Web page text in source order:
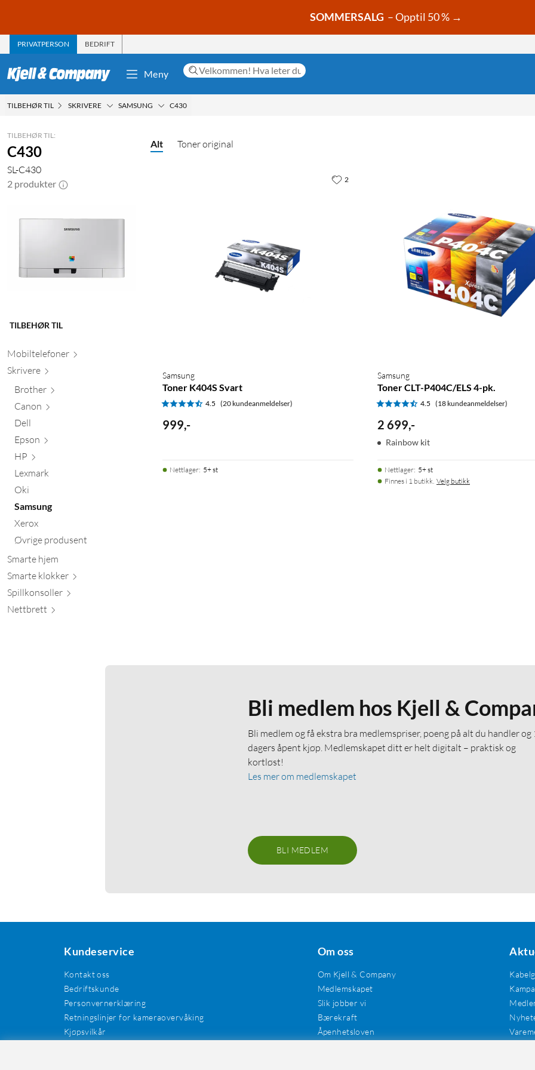
SOMMERSALG – Opptil 50 % →
PRIVATPERSON BEDRIFT
Meny
TILBEHØR TIL SKRIVERE SAMSUNG C430
TILBEHØR TIL:
C430
SL-C430
2 produkter
TILBEHØR TIL
Mobiltelefoner
Skrivere
Brother
Canon
Dell
Epson
HP
Lexmark
Oki
Samsung
Xerox
Øvrige produsent
Smarte hjem
Smarte klokker
Spillkonsoller
Nettbrett
Alt Toner original
Samsung
Toner K404S Svart
4.5 (20 kundeanmeldelser)
999,-
Nettlager: 5+ st
2
Samsung
Toner CLT-P404C/ELS 4-pk.
4.5 (18 kundeanmeldelser)
2 699,-
Rainbow kit
Nettlager: 5+ st
Finnes i 1 butikk. Velg butikk
Bli medlem hos Kjell &
Bli medlem og få ekstra bra medlemspriser, poeng på alt du handler og
dagers åpent kjøp. Medlemskapet ditt er helt digitalt – praktisk og
kortløst!
Les mer om medlemskapet
BLI MEDLEM
Kundeservice
Kontakt oss
Bedriftskunde
Personvernerklæring
Retningslinjer for kameraovervåking
Kjøpsvilkår
Om oss
Om Kjell & Company
Medlemskapet
Slik jobber vi
Bærekraft
Åpenhetsloven